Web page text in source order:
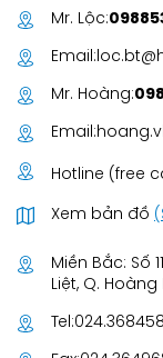
Mr. Lộc:
Email:
Mr. Hoàng:
Email:
Hotline (free
Xem bản đồ
Miền Bắc: Số
Liệt, Q. Hoàng
Tel: